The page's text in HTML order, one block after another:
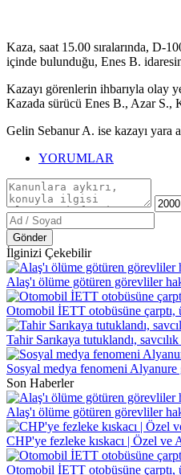
Kaza, saat 15.00 sıralarında, D-
içinde bulunduğu, Enes B.
Kazayı görenlerin ihbarıyla olay
Kazada sürücü Enes B., Azar S.,
Gelin Sebanur A. ise kazayı yara
YORUMLAR
Gönder
İlginizi Çekebilir
Alaş'ı ölüme götüren görevliler
Otomobil İETT otobüsüne çarptı,
Tahir Sarıkaya tutuklandı,
Sosyal medya fenomeni Alyanure
Son Haberler
Alaş'ı ölüme götüren görevliler
CHP'ye fezleke kıskacı | Özel ve
Otomobil İETT otobüsüne çarptı,